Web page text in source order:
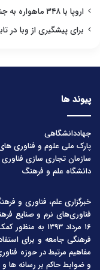
اروپا با ۳۴۸ ماهواره به جنگ انحصار استارلینک می‌رود
برای پیشگیری از وبا در
پیوند ها
جهاددانشگاهی
پارک ملی علوم و فناوری
سازمان تجاری سازی
دانشگاه علم و فرهنگ
خبرگزاری علم، فناوری و
فناوری‌های نرم و صنایع
۱۶ مرداد ۱۳۹۳
فرهنگی جامعه و برای
مفاهیم مرتبط در حوزه
و ضوابط حاکم بر رسانه